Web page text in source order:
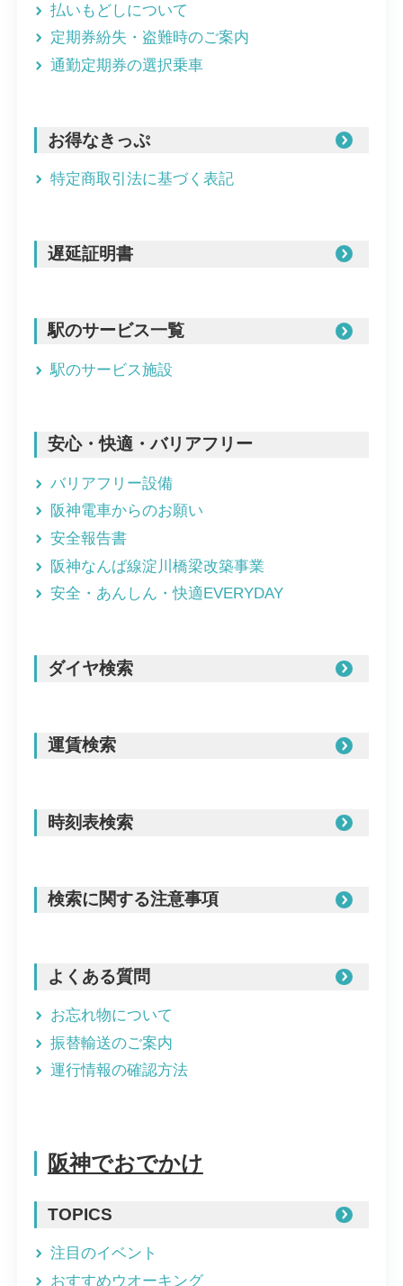
払いもどしについて
定期券紛失・盗難時のご案内
通勤定期券の選択乗車
お得なきっぷ
特定商取引法に基づく表記
遅延証明書
駅のサービス一覧
駅のサービス施設
安心・快適・バリアフリー
バリアフリー設備
阪神電車からのお願い
安全報告書
阪神なんば線淀川橋梁改築事業
安全・あんしん・快適EVERYDAY
ダイヤ検索
運賃検索
時刻表検索
検索に関する注意事項
よくある質問
お忘れ物について
振替輸送のご案内
運行情報の確認方法
阪神でおでかけ
TOPICS
注目のイベント
おすすめウオーキング